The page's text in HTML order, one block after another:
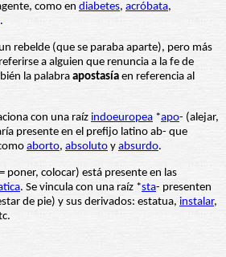
como en diabetes, acróbata,
rebelde (que se paraba aparte), pero más
a alguien que renuncia a la fe de
la palabra apostasía en referencia al
con una raíz indoeuropea *apo- (alejar,
presente en el prefijo latino ab- que
aborto, absoluto y absurdo.
poner, colocar) está presente en las
. Se vincula con una raíz *sta- presenten
de pie) y sus derivados: estatua, instalar,